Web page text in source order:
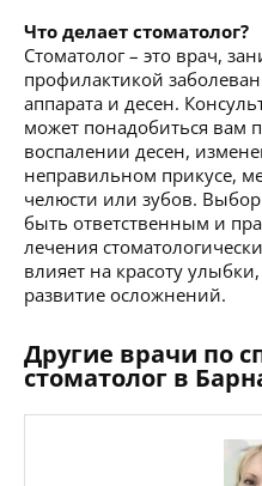
Что делает стоматолог?
Стоматолог – это врач,
профилактикой
аппарата и десен.
может понадобиться вам
воспалении десен,
неправильном прикусе,
челюсти или зубов. Выбор
быть ответственным и
лечения
влияет на красоту
развитие осложнений.
Другие врачи по
стоматолог в